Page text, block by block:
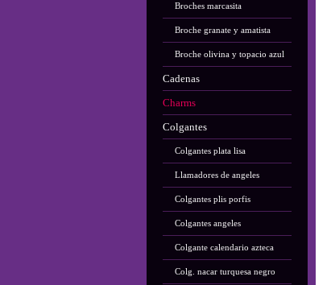
Broches marcasita
Broche granate y amatista
Broche olivina y topacio azul
Cadenas
Charms
Colgantes
Colgantes plata lisa
Llamadores de angeles
Colgantes plis porfis
Colgantes angeles
Colgante calendario azteca
Colg. nacar turquesa negro